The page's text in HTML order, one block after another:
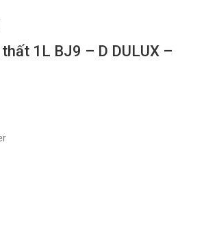
1L BJ9 – D DULUX –